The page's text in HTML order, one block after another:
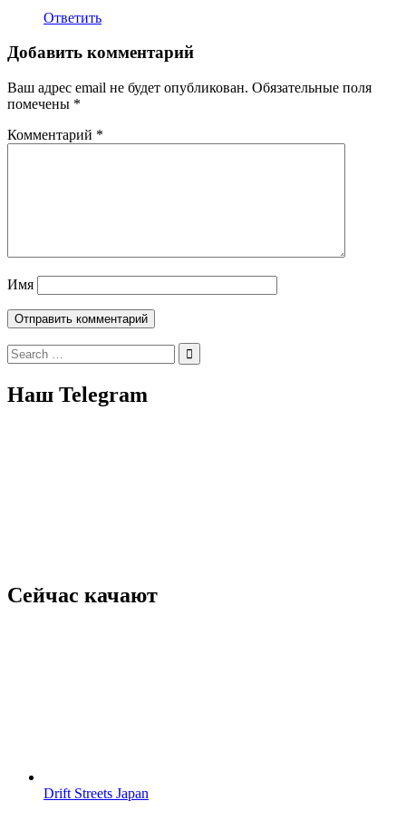
Ответить
Добавить комментарий
Ваш адрес email не будет опубликован. Обязательные поля
помечены *
Комментарий *
Имя
Search
for:
Наш Telegram
Сейчас качают
Drift Streets Japan